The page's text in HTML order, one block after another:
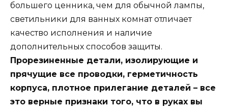
большего ценника, чем для обычной лампы,
светильники для ванных комнат отличает
качество исполнения и наличие
дополнительных способов защиты.
Прорезиненные детали, изолирующие и
прячущие все проводки, герметичность
корпуса, плотное прилегание деталей – все
это верные признаки того, что в руках вы